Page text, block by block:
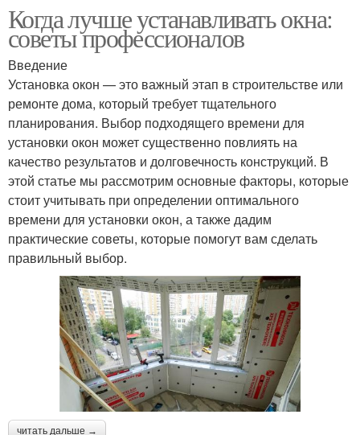
Когда лучше устанавливать окна:
советы профессионалов
Введение
Установка окон — это важный этап в строительстве или
ремонте дома, который требует тщательного
планирования. Выбор подходящего времени для
установки окон может существенно повлиять на
качество результатов и долговечность конструкций. В
этой статье мы рассмотрим основные факторы, которые
стоит учитывать при определении оптимального
времени для установки окон, а также дадим
практические советы, которые помогут вам сделать
правильный выбор.
читать дальше →